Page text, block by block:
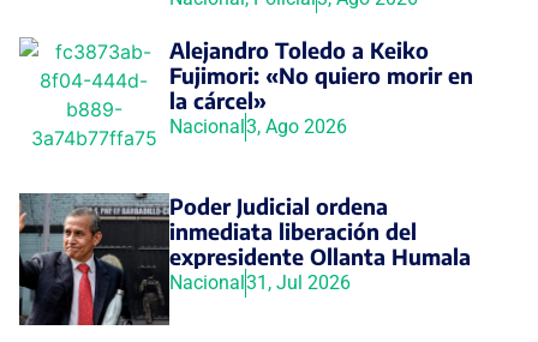
Alejandro Toledo a Keiko
Fujimori: «No quiero morir en
la cárcel»
Nacional 3, Ago 2026
Poder Judicial ordena
inmediata liberación del
expresidente Ollanta Humala
Nacional 31, Jul 2026